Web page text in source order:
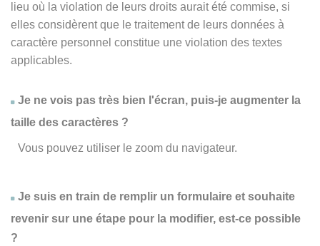
lieu où la violation de leurs droits aurait été commise, si
elles considèrent que le traitement de leurs données à
caractère personnel constitue une violation des textes
applicables.
Je ne vois pas très bien l'écran, puis-je augmenter la
taille des caractères ?
Vous pouvez utiliser le zoom du navigateur.
Je suis en train de remplir un formulaire et souhaite
revenir sur une étape pour la modifier, est-ce possible
?